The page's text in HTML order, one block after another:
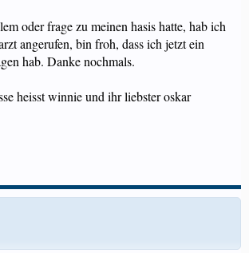
oder frage zu meinen hasis hatte, hab ich
angerufen, bin froh, dass ich jetzt ein
hab. Danke nochmals.
heisst winnie und ihr liebster oskar